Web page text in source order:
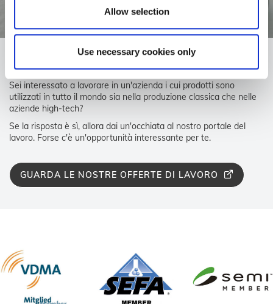
Allow selection
Use necessary cookies only
Affidabilità, precisione e responsabilità non sono solo parole
vuote per te?
Sei interessato a lavorare in un'azienda i cui prodotti sono
utilizzati in tutto il mondo sia nella produzione classica che nelle
aziende high-tech?
Se la risposta è sì, allora dai un'occhiata al nostro portale del
lavoro. Forse c'è un'opportunità interessante per te.
GUARDA LE NOSTRE OFFERTE DI LAVORO